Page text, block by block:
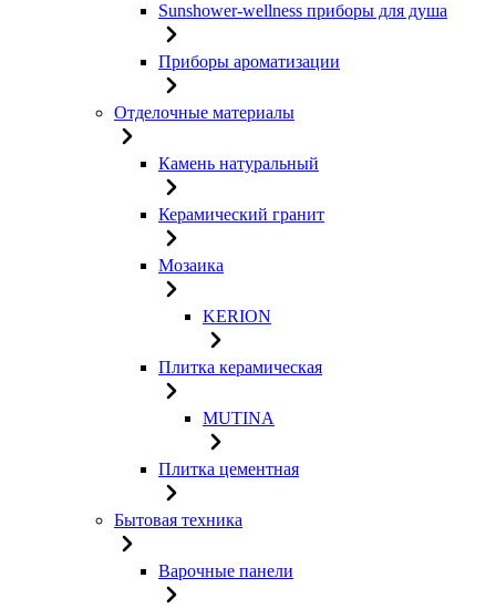
Sunshower-wellness приборы для душа
Приборы ароматизации
Отделочные материалы
Камень натуральный
Керамический гранит
Мозаика
KERION
Плитка керамическая
MUTINA
Плитка цементная
Бытовая техника
Варочные панели